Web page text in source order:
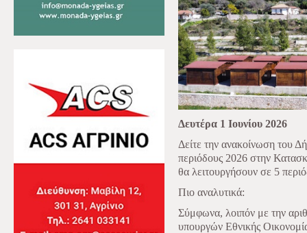
Δευτέρα 1 Ιουνίου 2026
Δείτε την ανακοίνωση του
περιόδους 2026 στην
θα λειτουργήσουν σε 5
Πιο αναλυτικά:
Σύμφωνα, λοιπόν με την
υπουργών Εθνικής